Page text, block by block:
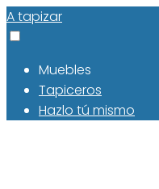
A tapizar
Muebles
Tapiceros
Hazlo tú mismo